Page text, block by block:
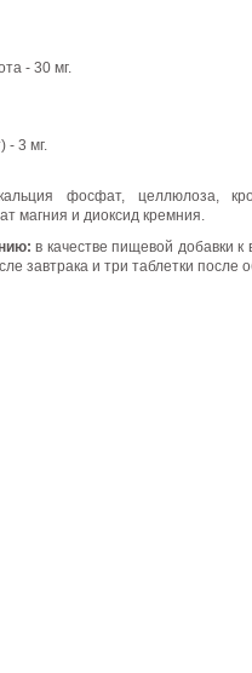
- 30 мг.
- 3 мг.
фосфат, целлюлоза,
магния и диоксид кремния.
в качестве пищевой добавки
завтрака и три таблетки после